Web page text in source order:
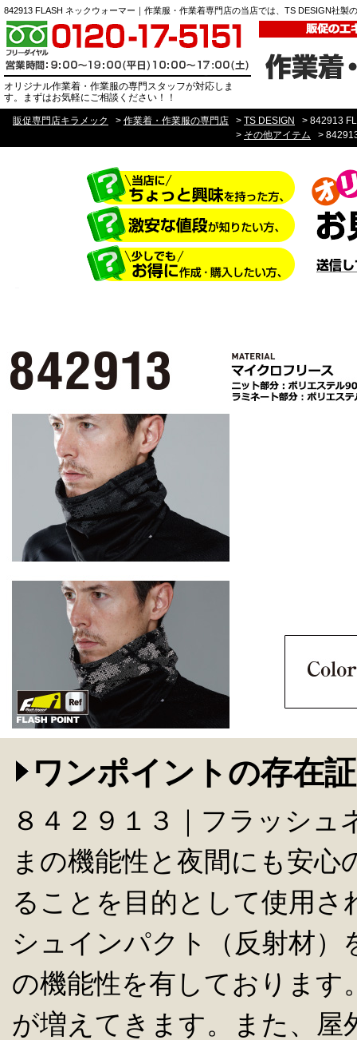
842913 FLASH ネックウォーマー｜作業服・作業着専門店の当店では、TS DESIGN社
オリジナル作業着・作業服の専門スタッフが対応しま
す。まずはお気軽にご相談ください！！
販促専門店キラメック > 作業着・作業服の専門店 > TS DESIGN > 842913
> その他アイテム >
ワンポイントの存在
８４２９１３｜フラッシ
まの機能性と夜間にも安
ることを目的として使用
シュインパクト（反射材
の機能性を有しております
が増えてきます。また、